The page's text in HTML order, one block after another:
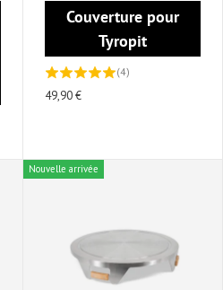
Couverture pour
Tyropit
(4)
49,90 €
Nouvelle arrivée